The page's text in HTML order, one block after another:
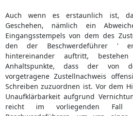
Auch wenn es erstaunlich ist,
Geschehen, nämlich ein
Eingangsstempels von dem des
den der Beschwerdeführer '
hintereinander auftritt,
Anhaltspunkte, dass der von
vorgetragene Zustellnachweis
Schreiben zuzuordnen ist. Vor dem
Unaufklärbarkeit aufgrund
reicht im vorliegenden Fall